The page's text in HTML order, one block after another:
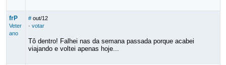
frP
Veter
ano
# out/12
· votar
Tô dentro! Falhei nas da semana passada porque acabei
viajando e voltei apenas hoje...